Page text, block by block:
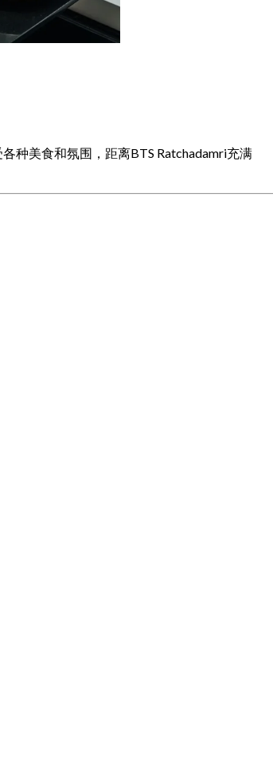
种美食和氛围，距离BTS Ratchadamri充满